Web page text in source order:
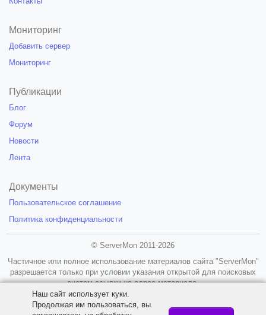
Мониторинг
Добавить сервер
Мониторинг
Публикации
Блог
Форум
Новости
Лента
Документы
Пользовательское соглашение
Политика конфиденциальности
© ServerMon 2011-2026
Частичное или полное использование материалов сайта "ServerMon"
разрешается только при условии указания открытой для поисковых
систем ссылки на адрес материала.
18+
Наш сайт использует куки.
Продолжая им пользоваться, вы